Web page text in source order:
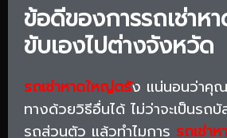
ข้อดีของการรถเช่าห
ขับเองไปต่างจังหวัด
รถเช่าหาดใหญ่ตรัง แน่นอนว่าคุณ
ทางด้วยวิธีอื่นได้ ไม่ว่าจะเป็นรถ
รถส่วนตัว แล้วทำไมการ รถเช่า